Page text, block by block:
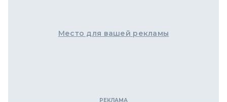
Место для вашей рекламы